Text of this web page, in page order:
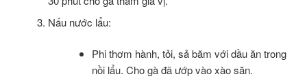
Nấu nước lẩu:
Phi thơm hành, tỏi, sả băm với dầu ăn trong
nồi lẩu. Cho gà đã ướp vào xào săn.